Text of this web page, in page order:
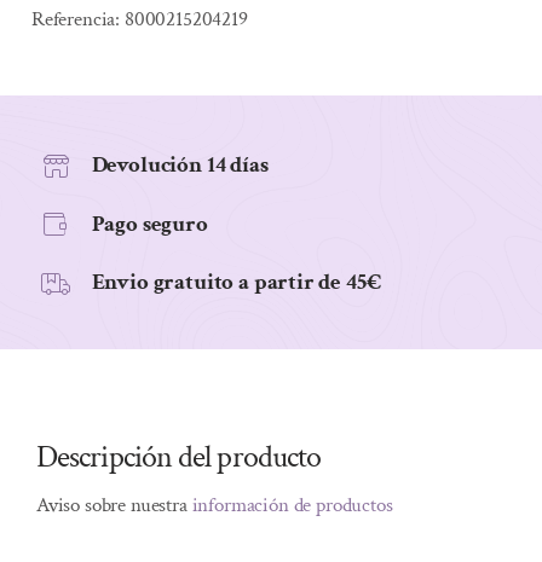
ARROZ
Referencia: 8000215204219
Devolución 14 días
Pago seguro
Envio gratuito a partir de 45€
Descripción del producto
Aviso sobre nuestrainformación de productos